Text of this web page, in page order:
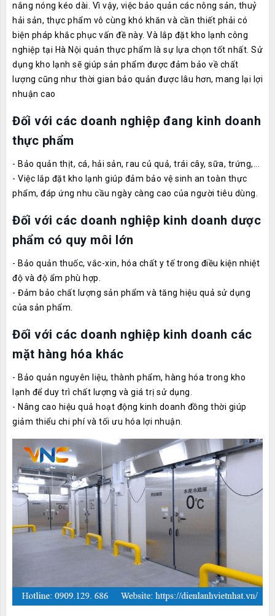
nắng nóng kéo dài. Vì vậy, việc bảo quản các nông sản, thuỷ
hải sản, thực phẩm vô cùng khó khăn và cần thiết phải có
biện pháp khắc phục vấn đề này. Và lắp đặt kho lạnh công
nghiệp tại Hà Nội quản thực phẩm là sự lựa chọn tốt nhất. Sử
dụng kho lạnh sẽ giúp sản phẩm được đảm bảo về chất
lượng cũng như thời gian bảo quản được lâu hơn, mang lại lợi
nhuận cao
Đối với các doanh nghiệp đang kinh doanh
thực phẩm
- Bảo quản thịt, cá, hải sản, rau củ quả, trái cây, sữa, trứng,...
- Việc lắp đặt kho lạnh giúp đảm bảo vệ sinh an toàn thực
phẩm, đáp ứng nhu cầu ngày càng cao của người tiêu dùng.
Đối với các doanh nghiệp kinh doanh dược
phẩm có quy môi lớn
- Bảo quản thuốc, vắc-xin, hóa chất y tế trong điều kiện nhiệt
độ và độ ẩm phù hợp.
- Đảm bảo chất lượng sản phẩm và tăng hiệu quả sử dụng
của sản phẩm.
Đối với các doanh nghiệp kinh doanh các
mặt hàng hóa khác
- Bảo quản nguyên liệu, thành phẩm, hàng hóa trong kho
lạnh để duy trì chất lượng và giá trị sử dụng.
- Nâng cao hiệu quả hoạt động kinh doanh đồng thời giúp
giảm thiểu chi phí và tối ưu hóa lợi nhuận.